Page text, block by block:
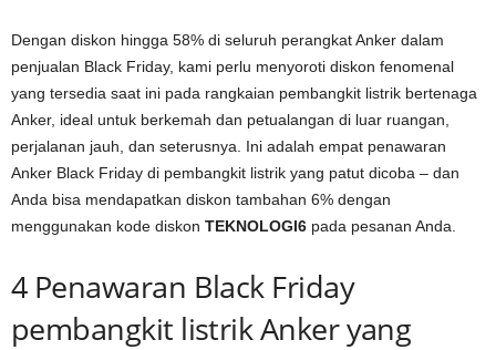
Dengan diskon hingga 58% di seluruh perangkat Anker dalam
penjualan Black Friday, kami perlu menyoroti diskon fenomenal
yang tersedia saat ini pada rangkaian pembangkit listrik bertenaga
Anker, ideal untuk berkemah dan petualangan di luar ruangan,
perjalanan jauh, dan seterusnya. Ini adalah empat penawaran
Anker Black Friday di pembangkit listrik yang patut dicoba – dan
Anda bisa mendapatkan diskon tambahan 6% dengan
menggunakan kode diskon TEKNOLOGI6 pada pesanan Anda.
4 Penawaran Black Friday
pembangkit listrik Anker yang